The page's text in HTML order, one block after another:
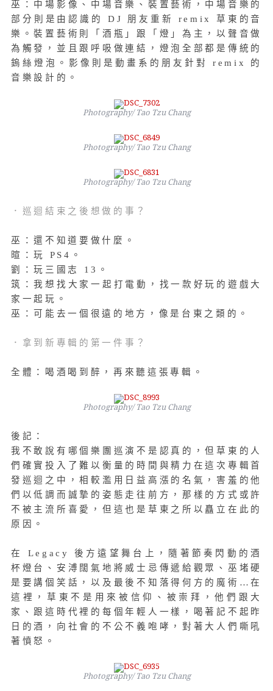
巫：中場影像、中場音樂、裝置藝術，中場音樂的
部分則是由認識的 DJ 朋友重新 remix 草東的音
樂。裝置藝術則「酒瓶」跟「燈」為主，以聲音做
為觸發，並且跟呼吸做連結，燈泡全部都是傳統的
鎢絲燈泡。影像則是動畫系的朋友針對 remix 的
音樂設計的。
Photography/ Tao Tzu Chang
Photography/ Tao Tzu Chang
Photography/ Tao Tzu Chang
．巡迴結束之後想做的事？
巫：還不知道要做什麼。
暄：玩 PS4。
劉：玩三國志 13。
筑：我想找大家一起打電動，找一款好玩的遊戲大
家一起玩。
巫：可能去一個很遠的地方，像是台東之類的。
．拿到新專輯的第一件事？
全體：喝酒喝到醉，再來聽這張專輯。
Photography/ Tao Tzu Chang
後記：
我不敢說有哪個樂團巡演不是認真的，但草東的人
們確實投入了難以衡量的時間與精力在這次專輯首
發巡迴之中，相較濫用日益高漲的名氣，害羞的他
們以低調而誠摯的姿態走往前方，那樣的方式或許
不被主流所喜愛，但這也是草東之所以矗立在此的
原因。
在 Legacy 後方遠望舞台上，隨著節奏閃動的酒
杯燈台、安溥闊氣地將威士忌傳遞給觀眾、巫堵硬
是要講個笑話，以及最後不知落得何方的魔術…在
這裡，草東不是用來被信仰、被崇拜，他們跟大
家、跟這時代裡的每個年輕人一樣，喝著記不起昨
日的酒，向社會的不公不義咆哮，對著大人們嘶吼
著憤怒。
Photography/ Tao Tzu Chang